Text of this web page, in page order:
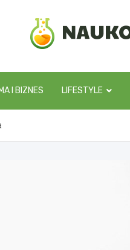
I BIZNES LIFESTYLE